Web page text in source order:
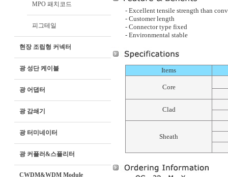
MPO 패치코드
피그테일
현장 조립형 커넥터
광 성단 케이블
광 어댑터
광 감쇄기
광 터미네이터
광 커플러&스플리터
CWDM&WDM Module
- Excellent tensile strength than
- Customer length
- Connector type fixed
- Environmental stable
Items
Core
Clad
Sheath